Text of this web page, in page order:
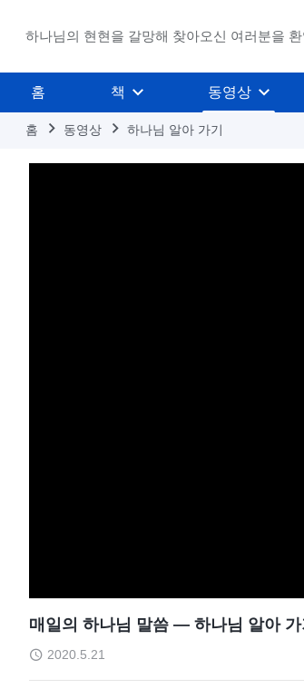
하나님의 현현을 갈망해 찾아오신 여러분을
홈 책 동영상
홈 동영상 하나님 알아 가기
매일의 하나님 말씀 ― 하나님 알아
2020.5.21